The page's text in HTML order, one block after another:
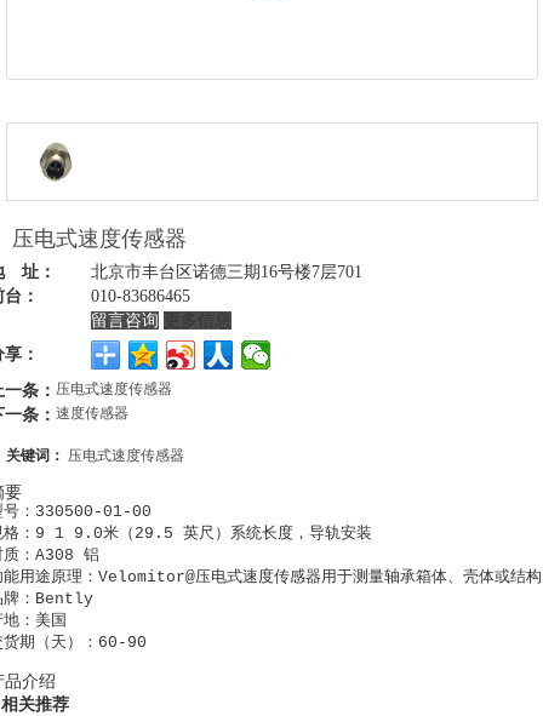
压电式速度传感器
址：
北京市丰台区诺德三期16号楼7层701
：
010-83686465
留言咨询
更多信息
：
条： 压电式速度传感器
条： 速度传感器
关键词： 压电式速度传感器
要
号：330500-01-00
格：9 1 9.0米（29.5 英尺）系统长度，导轨安装
质：A308 铝
能用途原理：Velomitor@压电式速度传感器用于测量轴承箱体、壳体或结构
牌：Bently
：美国
货期（天）：60-90
品介绍
相关推荐